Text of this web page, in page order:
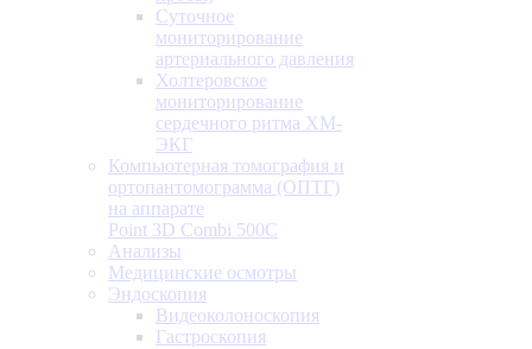
Суточное
мониторирование
артериального давления
Холтеровское
мониторирование
сердечного ритма ХМ-
ЭКГ
Компьютерная томография и
ортопантомограмма (ОПТГ)
на аппарате
Point 3D Combi 500C
Анализы
Медицинские осмотры
Эндоскопия
Видеоколоноскопия
Гастроскопия